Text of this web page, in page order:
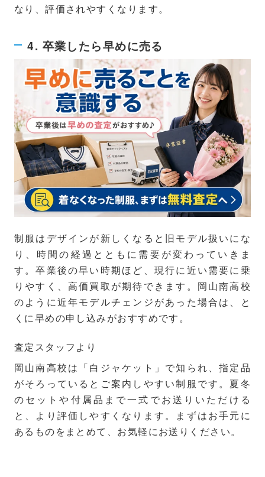
なり、評価されやすくなります。
4. 卒業したら早めに売る
制服はデザインが新しくなると旧モデル扱いにな
り、時間の経過とともに需要が変わっていきま
す。卒業後の早い時期ほど、現行に近い需要に乗
りやすく、高価買取が期待できます。岡山南高校
のように近年モデルチェンジがあった場合は、と
くに早めの申し込みがおすすめです。
査定スタッフより
岡山南高校は「白ジャケット」で知られ、指定品
がそろっているとご案内しやすい制服です。夏冬
のセットや付属品まで一式でお送りいただける
と、より評価しやすくなります。まずはお手元に
あるものをまとめて、お気軽にお送りください。